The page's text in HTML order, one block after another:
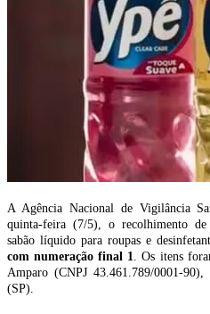
A Agência Nacional de Vigilância
quinta-feira (7/5), o recolhimento de
sabão líquido para roupas e
com numeração final 1
. Os itens
Amparo (CNPJ 43.461.789/0001-
(SP).